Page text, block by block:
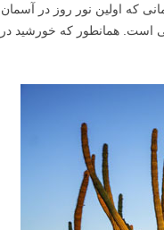
که اولین نور روز در آسمان
است. همانطور که خورشید در